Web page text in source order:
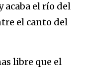
el río del
el canto del
libre que el